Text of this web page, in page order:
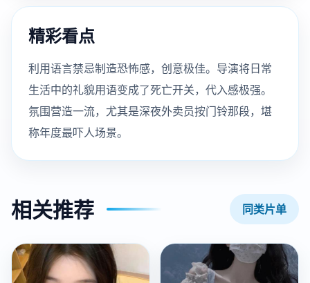
精彩看点
利用语言禁忌制造恐怖感，创意极佳。导演将日常
生活中的礼貌用语变成了死亡开关，代入感极强。
氛围营造一流，尤其是深夜外卖员按门铃那段，堪
称年度最吓人场景。
相关推荐 同类片单